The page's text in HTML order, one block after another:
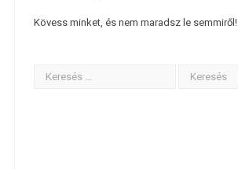
Kövess minket, és nem maradsz le semmiről!